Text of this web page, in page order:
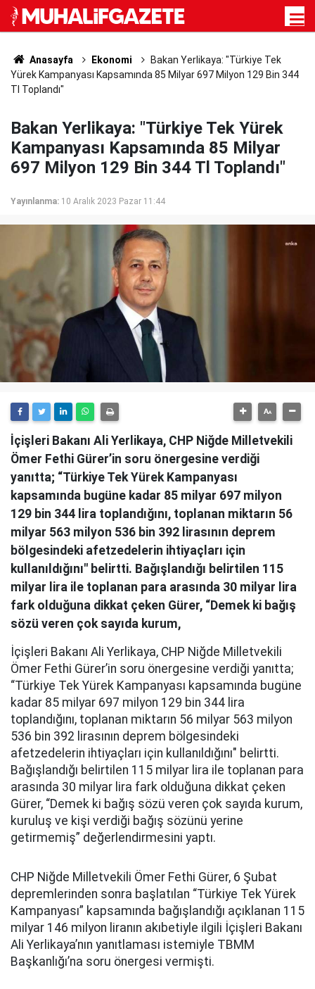
Anasayfa Ekonomi
Bakan Yerlikaya: "Türkiye Tek
Yürek Kampanyası Kapsamında 85 Milyar 697 Milyon 129 Bin 344
Tl Toplandı"
Bakan Yerlikaya: "Türkiye Tek Yürek
Kampanyası Kapsamında 85 Milyar
697 Milyon 129 Bin 344 Tl Toplandı"
Yayınlanma: 10 Aralık 2023 Pazar 11:44
İçişleri Bakanı Ali Yerlikaya, CHP Niğde Milletvekili
Ömer Fethi Gürer’in soru önergesine verdiği
yanıtta; “Türkiye Tek Yürek Kampanyası
kapsamında bugüne kadar 85 milyar 697 milyon
129 bin 344 lira toplandığını, toplanan miktarın 56
milyar 563 milyon 536 bin 392 lirasının deprem
bölgesindeki afetzedelerin ihtiyaçları için
kullanıldığını" belirtti. Bağışlandığı belirtilen 115
milyar lira ile toplanan para arasında 30 milyar lira
fark olduğuna dikkat çeken Gürer, “Demek ki bağış
sözü veren çok sayıda kurum,
İçişleri Bakanı Ali Yerlikaya, CHP Niğde Milletvekili
Ömer Fethi Gürer’in soru önergesine verdiği yanıtta;
“Türkiye Tek Yürek Kampanyası kapsamında bugüne
kadar 85 milyar 697 milyon 129 bin 344 lira
toplandığını, toplanan miktarın 56 milyar 563 milyon
536 bin 392 lirasının deprem bölgesindeki
afetzedelerin ihtiyaçları için kullanıldığını" belirtti.
Bağışlandığı belirtilen 115 milyar lira ile toplanan para
arasında 30 milyar lira fark olduğuna dikkat çeken
Gürer, “Demek ki bağış sözü veren çok sayıda kurum,
kuruluş ve kişi verdiği bağış sözünü yerine
getirmemiş” değerlendirmesini yaptı.
CHP Niğde Milletvekili Ömer Fethi Gürer, 6 Şubat
depremlerinden sonra başlatılan “Türkiye Tek Yürek
Kampanyası” kapsamında bağışlandığı açıklanan 115
milyar 146 milyon liranın akıbetiyle ilgili İçişleri Bakanı
Ali Yerlikaya’nın yanıtlaması istemiyle TBMM
Başkanlığı’na soru önergesi vermişti.